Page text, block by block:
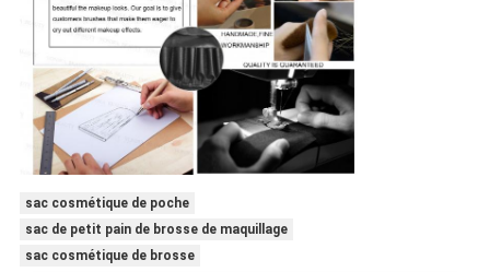
sac cosmétique de poche
sac de petit pain de brosse de maquillage
sac cosmétique de brosse